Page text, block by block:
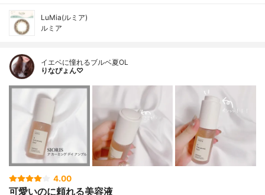
LuMia(ルミア)
ルミア
イエベに憧れるブルベ夏OL
りなぴょん♡
4.00
可愛いのに頼れる美容液